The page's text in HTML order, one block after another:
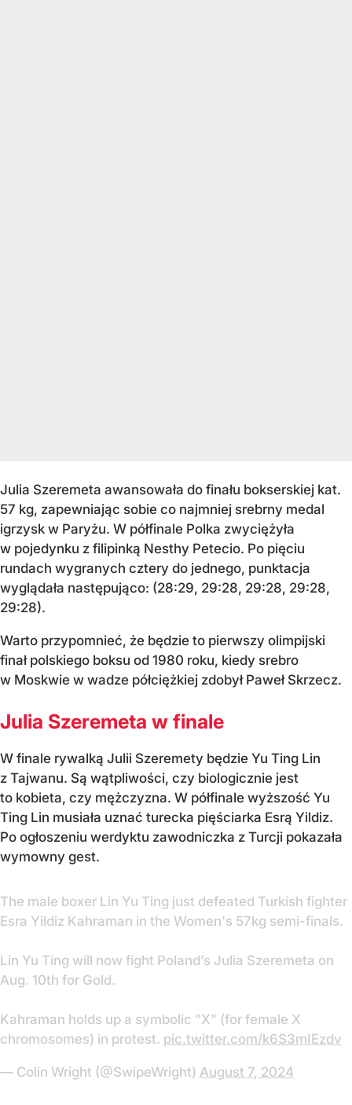
Julia Szeremeta awansowała do finału bokserskiej kat.
57 kg, zapewniając sobie co najmniej srebrny medal
igrzysk w Paryżu. W półfinale Polka zwyciężyła
w pojedynku z filipinką Nesthy Petecio. Po pięciu
rundach wygranych cztery do jednego, punktacja
wyglądała następująco: (28:29, 29:28, 29:28, 29:28,
29:28).
Warto przypomnieć, że będzie to pierwszy olimpijski
finał polskiego boksu od 1980 roku, kiedy srebro
w Moskwie w wadze półciężkiej zdobył Paweł Skrzecz.
Julia Szeremeta w finale
W finale rywalką Julii Szeremety będzie Yu Ting Lin
z Tajwanu. Są wątpliwości, czy biologicznie jest
to kobieta, czy mężczyzna. W półfinale wyższość Yu
Ting Lin musiała uznać turecka pięściarka Esrą Yildiz.
Po ogłoszeniu werdyktu zawodniczka z Turcji pokazała
wymowny gest.
The male boxer Lin Yu Ting just defeated Turkish fighter
Esra Yildiz Kahraman in the Women's 57kg semi-finals.
Lin Yu Ting will now fight Poland’s Julia Szeremeta on
Aug. 10th for Gold.
Kahraman holds up a symbolic "X" (for female X
chromosomes) in protest. pic.twitter.com/k6S3mIEzdv
— Colin Wright (@SwipeWright) August 7, 2024